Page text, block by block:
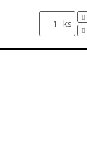
ks